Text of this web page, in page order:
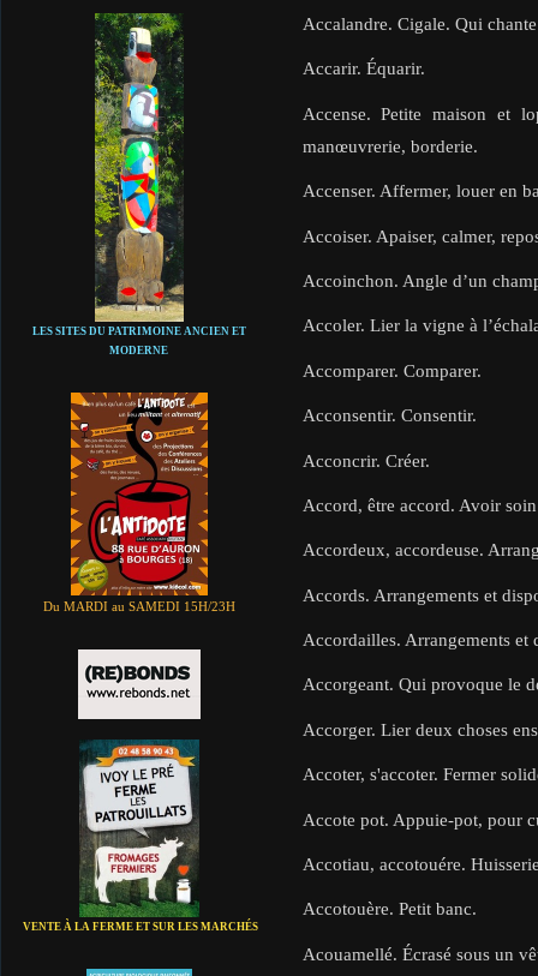
LES SITES DU PATRIMOINE ANCIEN ET
MODERNE
Du MARDI au SAMEDI 15H/23H
VENTE À LA FERME ET SUR LES MARCHÉS
Accalandre. Cigale. Qui
Accarir. Équarir.
Accense. Petite maison et
manœuvrerie, borderie.
Accenser. Affermer, louer en
Accoiser. Apaiser, calmer,
Accoinchon. Angle d’un
Accoler. Lier la vigne à
Accomparer. Comparer.
Acconsentir. Consentir.
Acconcrir. Créer.
Accord, être accord. Avoir
Accordeux, accordeuse.
Accords. Arrangements et
Accordailles. Arrangements et
Accorgeant. Qui provoque le
Accorger. Lier deux choses
Accoter, s'accoter. Fermer
Accote pot. Appuie-pot, pour
Accotiau, accotouére.
Accotouère. Petit banc.
Acouamellé. Écrasé sous un